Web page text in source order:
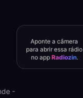
-
Aponte a câmera
para abrir essa rádio
no app Radiozin.